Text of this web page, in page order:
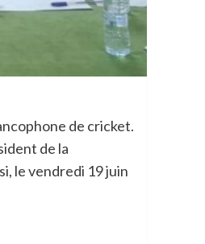
de cricket.
de la
le vendredi 19 juin